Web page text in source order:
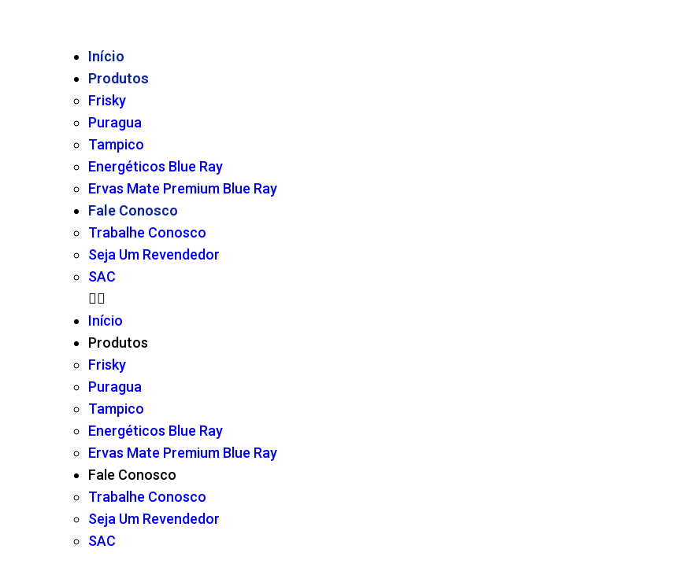
Início
Produtos
Frisky
Puragua
Tampico
Energéticos Blue Ray
Ervas Mate Premium Blue Ray
Fale Conosco
Trabalhe Conosco
Seja Um Revendedor
SAC
Início
Produtos
Frisky
Puragua
Tampico
Energéticos Blue Ray
Ervas Mate Premium Blue Ray
Fale Conosco
Trabalhe Conosco
Seja Um Revendedor
SAC